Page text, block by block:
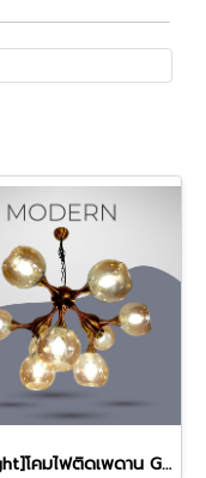
[neolight]โคมไฟติดเพดาน GDL-09-AM